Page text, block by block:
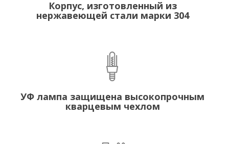
Корпус, изготовленный из
нержавеющей стали марки 304
УФ лампа защищена высокопрочным
кварцевым чехлом